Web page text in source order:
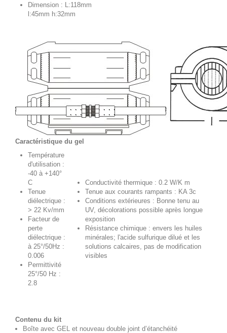
Dimension : L:118mm
l:45mm h:32mm
Caractéristique du gel
Température
d'utilisation :
-40 à +140°
C
Tenue
diélectrique :
> 22 Kv/mm
Facteur de
perte
diélectrique :
à 25°/50Hz :
0.006
Permittivité
25°/50 Hz :
2.8
Conductivité thermique : 0.2 W/K m
Tenue aux courants rampants : KA 3c
Conditions extérieures : Bonne tenu au
UV, décolorations possible après longue
exposition
Résistance chimique : envers les huiles
minérales; l'acide sulfurique dilué et les
solutions calcaires, pas de modification
visibles
Contenu du kit
Boîte avec GEL et nouveau double joint d’étanchéité